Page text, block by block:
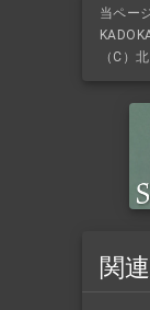
当ペー
（C）
関